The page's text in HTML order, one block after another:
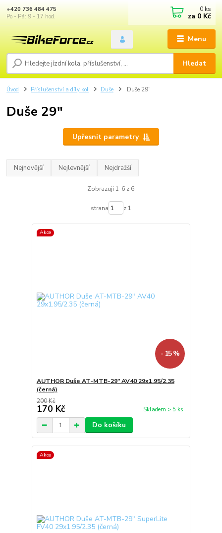
Menu
Hledat
+420 736 484 475
Po - Pá: 9 - 17 hod.
0 ks
za 0 Kč
Úvod Příslušenství a díly kol Duše Duše 29"
Duše 29"
Upřesnit parametry
Nejnovější Nejlevnější Nejdražší
Zobrazuji 1-6 z 6
strana z 1
Akce
- 15 %
AUTHOR Duše AT-MTB-29" AV40 29x1.95/2.35
(černá)
200 Kč
170 Kč Skladem > 5 ks
Do košíku
Akce